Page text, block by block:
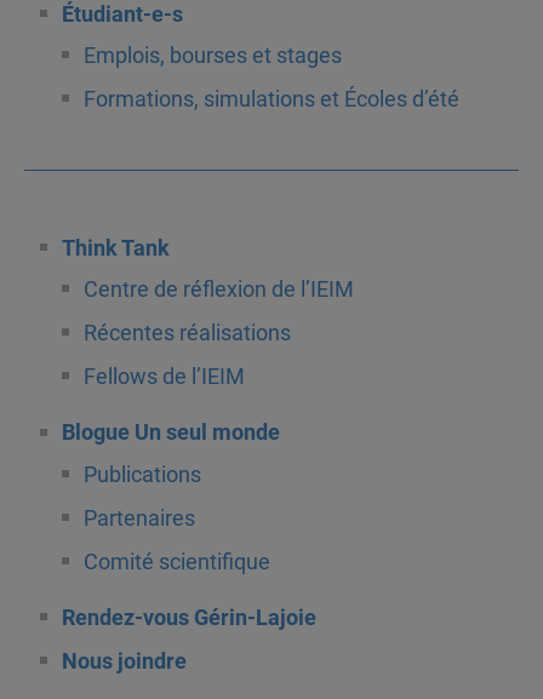
Étudiant-e-s
Emplois, bourses et stages
Formations, simulations et Écoles d’été
Think Tank
Centre de réflexion de l’IEIM
Récentes réalisations
Fellows de l’IEIM
Blogue Un seul monde
Publications
Partenaires
Comité scientifique
Rendez-vous Gérin-Lajoie
Nous joindre